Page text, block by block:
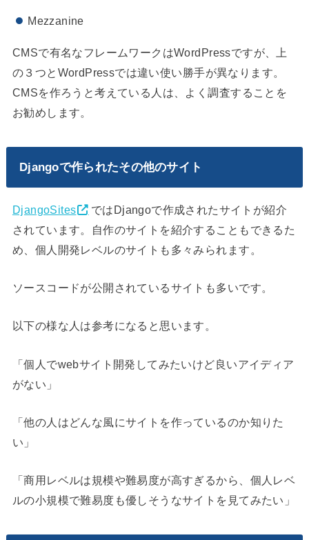
Mezzanine
CMSで有名なフレームワークはWordPressですが、上
の３つとWordPressでは違い使い勝手が異なります。
CMSを作ろうと考えている人は、よく調査することを
お勧めします。
Djangoで作られたその他のサイト
DjangoSites
ではDjangoで作成されたサイトが紹介
されています。自作のサイトを紹介することもできるた
め、個人開発レベルのサイトも多々みられます。
ソースコードが公開されているサイトも多いです。
以下の様な人は参考になると思います。
「個人でwebサイト開発してみたいけど良いアイディア
がない」
「他の人はどんな風にサイトを作っているのか知りた
い」
「商用レベルは規模や難易度が高すぎるから、個人レベ
ルの小規模で難易度も優しそうなサイトを見てみたい」